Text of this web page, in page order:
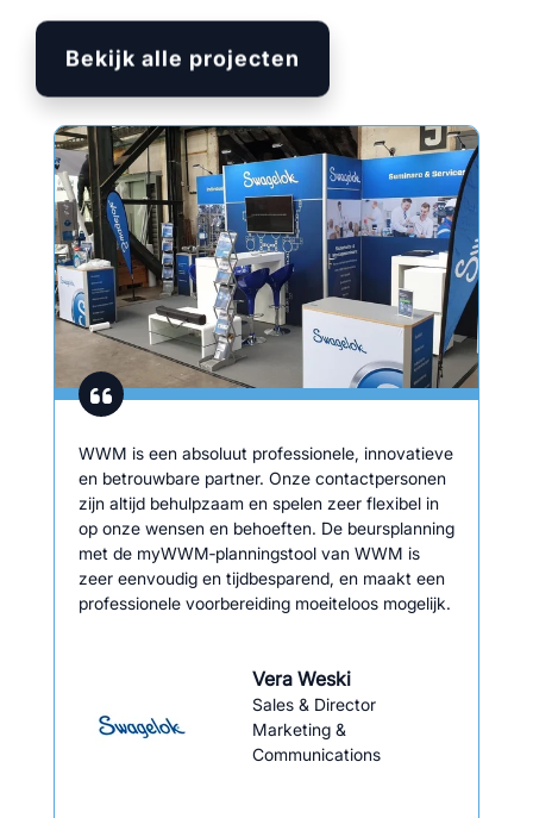
Bekijk alle projecten
WWM is een absoluut professionele, innovatieve
en betrouwbare partner. Onze contactpersonen
zijn altijd behulpzaam en spelen zeer flexibel in
op onze wensen en behoeften. De beursplanning
met de myWWM‑planningstool van WWM is
zeer eenvoudig en tijdbesparend, en maakt een
professionele voorbereiding moeiteloos mogelijk.
Vera Weski
Sales & Director
Marketing &
Communications